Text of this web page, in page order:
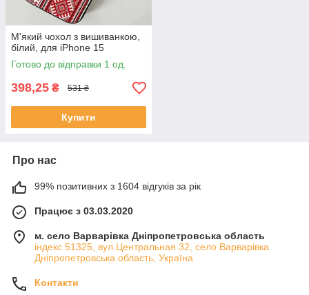
М'який чохол з вишиванкою,
білий, для iPhone 15
Готово до відправки 1 од.
398,25 ₴ 531 ₴
Купити
Про нас
99% позитивних з 1604 відгуків за рік
Працює з 03.03.2020
м. село Варварівка Дніпропетровська область
індекс 51325, вул Центральная 32, село Варварівка
Дніпропетровська область, Україна
Контакти